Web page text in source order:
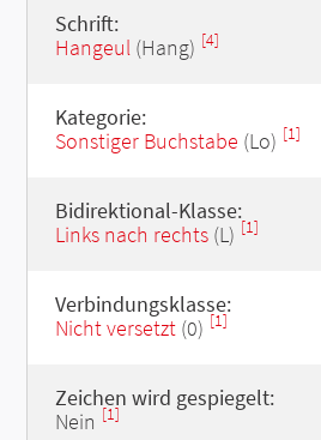
Schrift:
Hangeul(Hang) [4]
Kategorie:
Sonstiger Buchstabe (Lo) [1]
Bidirektional-Klasse:
Links nach rechts(L) [1]
Verbindungsklasse:
Nicht versetzt(0) [1]
Zeichen wird gespiegelt:
Nein [1]